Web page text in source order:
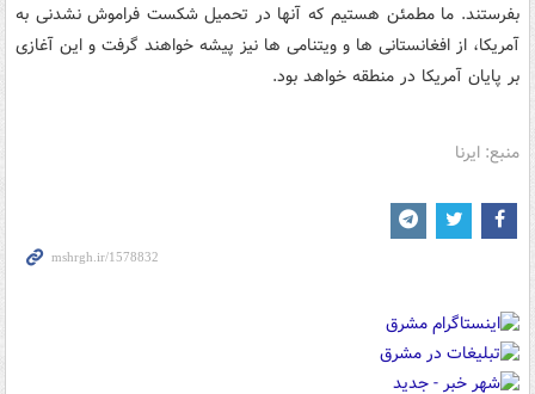
بفرستند. ما مطمئن هستیم که آنها در تحمیل شکست فراموش نشدنی به
آمریکا، از افغانستانی ها و ویتنامی ها نیز پیشه خواهند گرفت و این آغازی
بر پایان آمریکا در منطقه خواهد بود.
منبع: ایرنا